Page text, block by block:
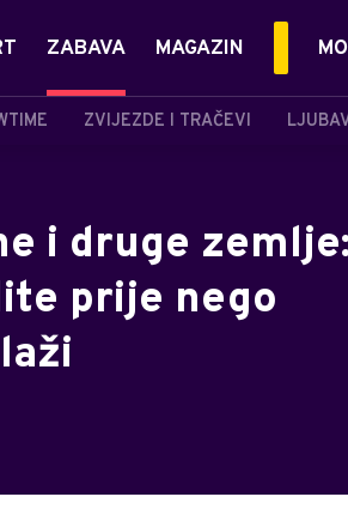
ZABAVA
ZVIJEZDE I TRAČEVI
MAGAZIN
i druge zemlje:
prije nego